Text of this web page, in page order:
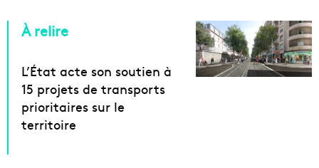
À relire
L’État acte son soutien à
15 projets de transports
prioritaires sur le
territoire